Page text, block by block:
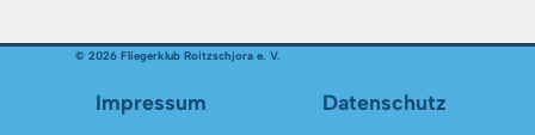
© 2026 Fliegerklub Roitzschjora e. V.
Impressum Datenschutz